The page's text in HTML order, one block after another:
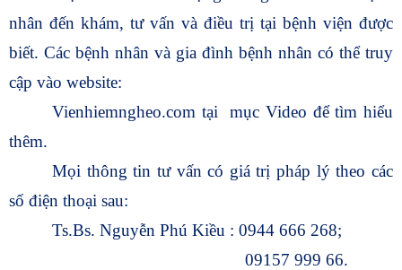
nhân đến khám, tư vấn và điều trị tại bệnh viện được
biết. Các bệnh nhân và gia đình bệnh nhân có thể truy
cập vào website:
Vienhiemngheo.com tại mục Video để tìm hiểu
thêm.
Mọi thông tin tư vấn có giá trị pháp lý theo các
số điện thoại sau:
Ts.Bs. Nguyễn Phú Kiều : 0944 666 268;
09157 999 66.